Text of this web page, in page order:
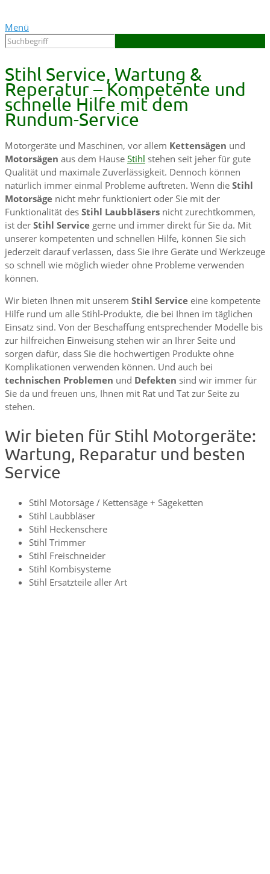
Menü
Stihl Service, Wartung &
Reperatur – Kompetente und
schnelle Hilfe mit dem
Rundum-Service
Motorgeräte und Maschinen, vor allem Kettensägen und
Motorsägen aus dem Hause Stihl stehen seit jeher für gute
Qualität und maximale Zuverlässigkeit. Dennoch können
natürlich immer einmal Probleme auftreten. Wenn die Stihl
Motorsäge nicht mehr funktioniert oder Sie mit der
Funktionalität des Stihl Laubbläsers nicht zurechtkommen,
ist der Stihl Service gerne und immer direkt für Sie da. Mit
unserer kompetenten und schnellen Hilfe, können Sie sich
jederzeit darauf verlassen, dass Sie ihre Geräte und Werkzeuge
so schnell wie möglich wieder ohne Probleme verwenden
können.
Wir bieten Ihnen mit unserem Stihl Service eine kompetente
Hilfe rund um alle Stihl-Produkte, die bei Ihnen im täglichen
Einsatz sind. Von der Beschaffung entsprechender Modelle bis
zur hilfreichen Einweisung stehen wir an Ihrer Seite und
sorgen dafür, dass Sie die hochwertigen Produkte ohne
Komplikationen verwenden können. Und auch bei
technischen Problemen und Defekten sind wir immer für
Sie da und freuen uns, Ihnen mit Rat und Tat zur Seite zu
stehen.
Wir bieten für Stihl Motorgeräte:
Wartung, Reparatur und besten
Service
Stihl Motorsäge / Kettensäge + Sägeketten
Stihl Laubbläser
Stihl Heckenschere
Stihl Trimmer
Stihl Freischneider
Stihl Kombisysteme
Stihl Ersatzteile aller Art